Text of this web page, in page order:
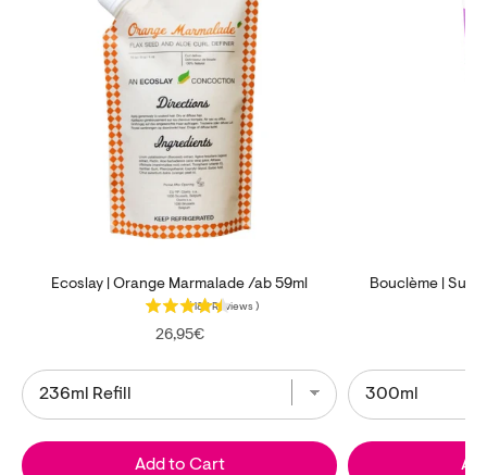
Ecoslay | Orange Marmalade /ab 59ml
185 Reviews )
Price
26,95€
Add to Cart
Bouclème |